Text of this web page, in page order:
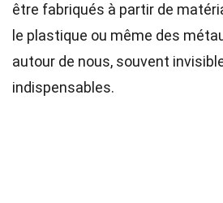
être fabriqués à partir de
le plastique ou même des
autour de nous, souvent
indispensables.